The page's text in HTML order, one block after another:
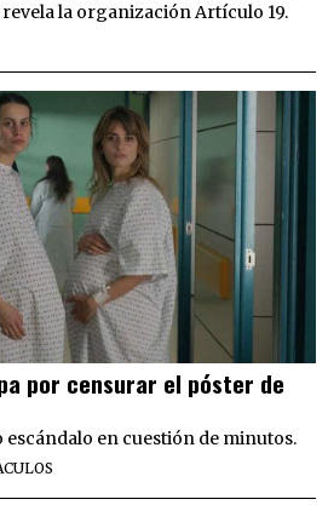
revela la organización Artículo 19.
por censurar el póster de
en cuestión de minutos.